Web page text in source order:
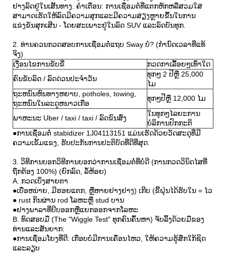
ຢາງລົດຢູ່ໃນເສັ້ນທາງ. ຄໍາເຕືອນ: ການເຊື່ອມຕໍ່ທີ່ແຕກຫັກຫລືສວມໃສ່
ສາມາດເຮັດໃຫ້ລົດມີຄວາມສຸກແລະມີຄວາມສ່ຽງຫຼາຍຂື້ນໃນການ
ແຂ່ງຂັນສຸກເສີນ - ໂດຍສະເພາະຢູ່ໃນລົດ SUV ແລະລົດບັນທຸກ.
2. ທ່ານຄວນກວດສອບການເຊື່ອມຕໍ່ແຖບ Sway ບໍ? (ກໍານົດເວລາທີ່ແທ້
ຈິງ)
ເງື່ອນໄຂການຂັບຂີ່
ກວດກາເລື້ອຍໆເທົ່າໃດ
ຄົນຂັບລົດ / ລົດດ່ວນປະຈໍາວັນ
ທຸກໆ 2 ປີຫຼື 25,000
ໄມ
ຖະຫນົນຫົນທາງຫຍາບ, potholes, towing,
ຖະຫນົນໃນລະດູຫນາວເກືອ
ທຸກໆປີຫຼື 12,000 ໄມ
ພາຫະນະ Uber / taxi / taxi / ລົດຂົນສົ່ງ
ໃນທຸກໆໄລຍະການ
ບໍລິການປົກກະຕິ
●ການເຊື່ອມຕໍ່ stabidizer 1J04113151 ແມ່ນເຮັດດ້ວຍວັດສະດຸທີ່ມີ
ຄວາມເຂັ້ມແຂງ, ຮັບປະກັນການປະຕິບັດທີ່ດີທີ່ສຸດ.
3. ວິທີການບອກວິທີການບອກວ່າການເຊື່ອມຕໍ່ທີ່ບໍ່ດີ (ການກວດວິນິດໄສທີ່
ຖືກຕ້ອງ 100%) (ຍົກລົດ, ລໍ້ຫ້ອຍ)
A. ກວດເບິ່ງສາຍຕາ
●ເບື່ອຫນ່າຍ, ມີຮອຍແຕກ, ຫຼືຫາຍຢາງຢາງ) ເກີບ (ຂີ້ຝຸ່ນໄດ້ຮັບໃນ = ໄວ
● rust ກິນຜ່ານ rod ໂລຫະຫຼື stud ບານ
●ຢາງພາລາທີ່ບີບອອກຫຼືແຍກອອກຈາກໂລຫະ
B. ທົດສອບມື (The "Wiggle Test" ທຸກຄົນຄົ້ນຫາ) ຈັບລິ້ງດ້ວຍມືຂອງ
ທ່ານແລະສັ່ນຍາກ:
●ການເຊື່ອມໂຍງທີ່ດີ: ເກືອບບໍ່ມີການເຄື່ອນໄຫວ, ໃຫ້ຄວາມຮູ້ສຶກໃກ້ຊິດ
ແລະລຽບ